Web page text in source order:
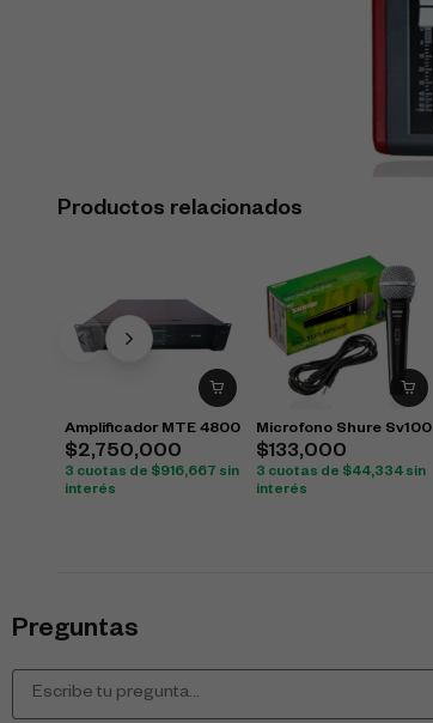
Productos relacionados
Amplificador MTE 4800
$2,750,000
3 cuotas de $916,667 sin
interés
Microfono Shure Sv100
$133,000
3 cuotas de $44,334sin
interés
Preguntas